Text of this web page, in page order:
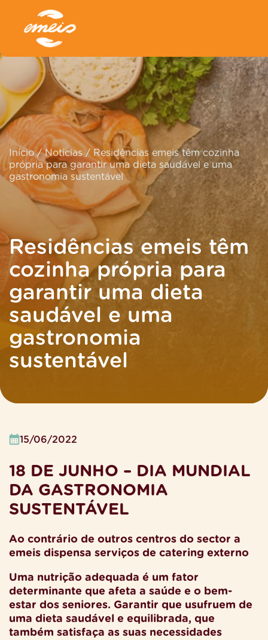
Início/Noticias/ Residências emeis têm cozinha
própria para garantir uma dieta saudável e uma
gastronomia sustentável
Residências emeis têm
cozinha própria para
garantir uma dieta
saudável e uma
gastronomia
sustentável
15/06/2022
18 DE JUNHO – DIA MUNDIAL
DA GASTRONOMIA
SUSTENTÁVEL
Ao contrário de outros centros do sector a
emeis dispensa serviços de catering externo
Uma nutrição adequada é um fator
determinante que afeta a saúde e o bem-
estar dos seniores. Garantir que usufruem de
uma dieta saudável e equilibrada, que
também satisfaça as suas necessidades